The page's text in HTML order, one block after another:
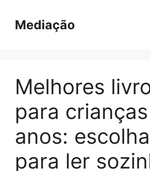
paraMediação
Melhores
para
anos:
para ler